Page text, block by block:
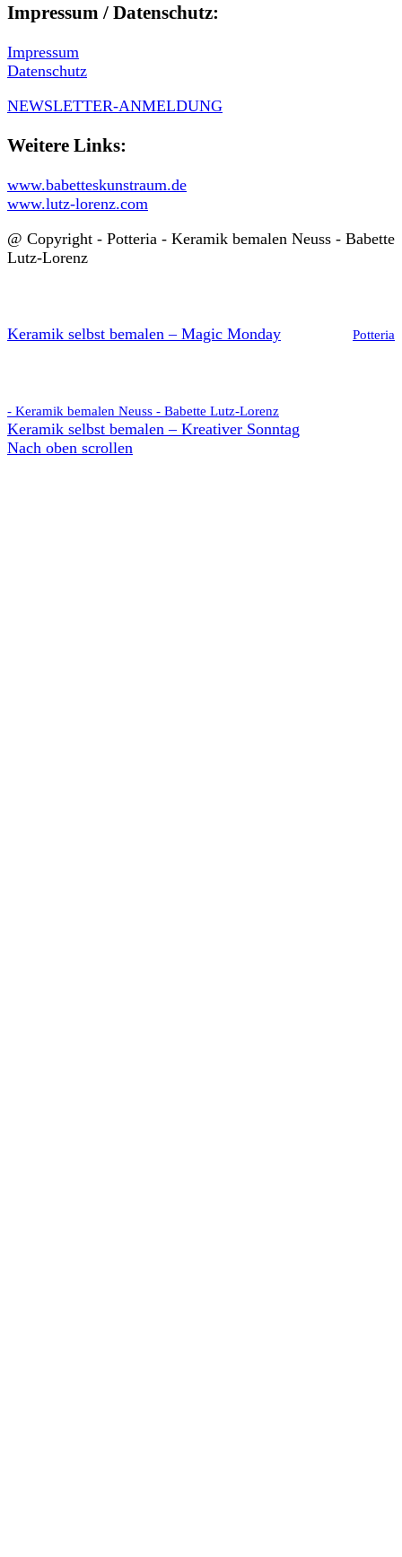
Impressum / Datenschutz:
Impressum
Datenschutz
NEWSLETTER-ANMELDUNG
Weitere Links:
www.babetteskunstraum.de
www.lutz-lorenz.com
@ Copyright - Potteria - Keramik bemalen Neuss - Babette
Lutz-Lorenz
Keramik selbst bemalen – Magic Monday Potteria
- Keramik bemalen Neuss - Babette Lutz-Lorenz
Keramik selbst bemalen – Kreativer Sonntag
Nach oben scrollen